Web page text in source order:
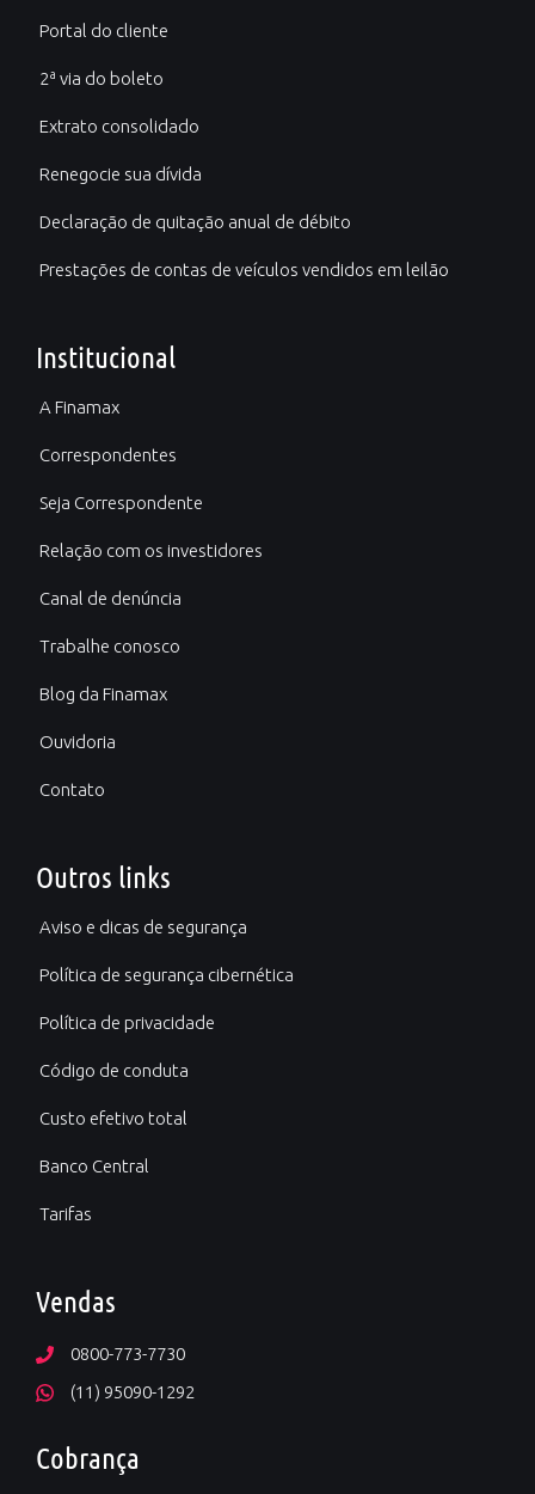
Portal do cliente
2ª via do boleto
Extrato consolidado
Renegocie sua dívida
Declaração de quitação anual de débito
Prestações de contas de veículos vendidos em leilão
Institucional
A Finamax
Correspondentes
Seja Correspondente
Relação com os investidores
Canal de denúncia
Trabalhe conosco
Blog da Finamax
Ouvidoria
Contato
Outros links
Aviso e dicas de segurança
Política de segurança cibernética
Política de privacidade
Código de conduta
Custo efetivo total
Banco Central
Tarifas
Vendas
0800-773-7730
(11) 95090-1292
Cobrança